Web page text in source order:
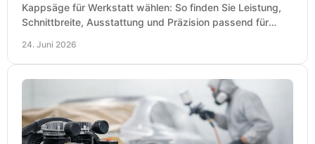
Kappsäge für Werkstatt wählen: So finden Sie Leistung,
Schnittbreite, Ausstattung und Präzision passend für
24. Juni 2026